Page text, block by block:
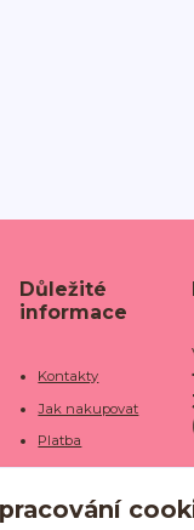
Důležité
informace
Kontakty
Jak nakupovat
Platba
Doba dodání
Doprava